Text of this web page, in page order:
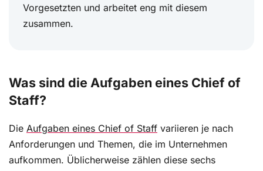
Vorgesetzten und arbeitet eng mit diesem
zusammen.
Was sind die Aufgaben eines Chief of
Staff?
Die Aufgaben eines Chief of Staff variieren je nach
Anforderungen und Themen, die im Unternehmen
aufkommen. Üblicherweise zählen diese sechs